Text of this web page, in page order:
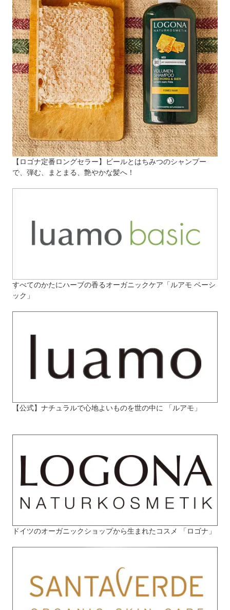
【ロゴナ定番ロングセラー】ビールとはちみつのシャンプー
で、弾む、まとまる、艶やかな髪へ！
すべてのかたにハーブの香るオーガニックケア「ルアモ ベーシ
ック」
【公式】ナチュラルで心地よいものを世の中に 「ルアモ」
ドイツのオーガニックショップから生まれたコスメ 「ロゴナ」